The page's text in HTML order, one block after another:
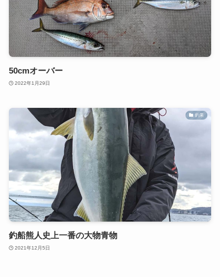
50cmオーバー
2022年1月29日
釣果
釣船熊人史上一番の大物青物
2021年12月5日